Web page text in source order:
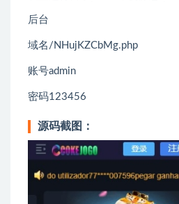
后台
域名/NHujKZCbMg.php
账号admin
密码123456
源码截图：